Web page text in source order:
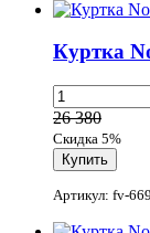
Куртка
26 380
Скидка 5%
Артикул: fv-